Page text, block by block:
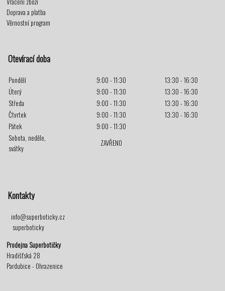
Doprava a platba
Věrnostní program
Otevírací doba
Pondělí 9:00 - 11:30
13:30 - 16:30
Úterý
9:00 - 11:30
13:30 - 16:30
Středa
9:00 - 11:30
13:30 - 16:30
Čtvrtek
9:00 - 11:30
13:30 - 16:30
Pátek
9:00 - 11:30
Sobota, neděle,
svátky
ZAVŘENO
Kontakty
info@superboticky.cz
superboticky
Prodejna Superbotičky
Hradišťská 28
Pardubice - Ohrazenice